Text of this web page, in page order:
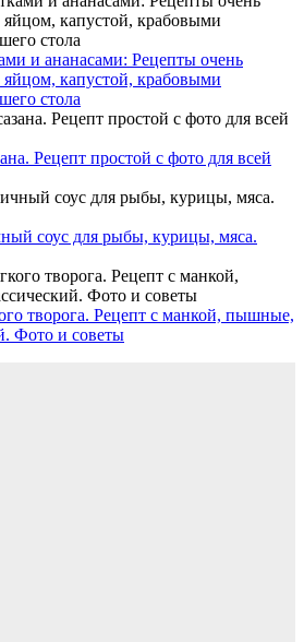
и ананасами: Рецепты очень
капустой, крабовыми
стола
Рецепт простой с фото для всей
соус для рыбы, курицы, мяса.
творога. Рецепт с манкой, пышные,
Фото и советы